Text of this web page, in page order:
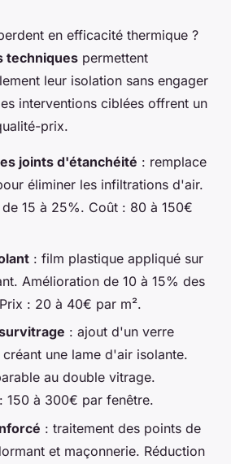
en efficacité thermique ?
techniques permettent
leur isolation sans engager
interventions ciblées offrent un
prix.
joints d'étanchéité : remplace
éliminer les infiltrations d'air.
15 à 25%. Coût : 80 à 150€
: film plastique appliqué sur
Amélioration de 10 à 15% des
: 20 à 40€ par m².
: ajout d'un verre
une lame d'air isolante.
au double vitrage.
150 à 300€ par fenêtre.
: traitement des points de
et maçonnerie. Réduction